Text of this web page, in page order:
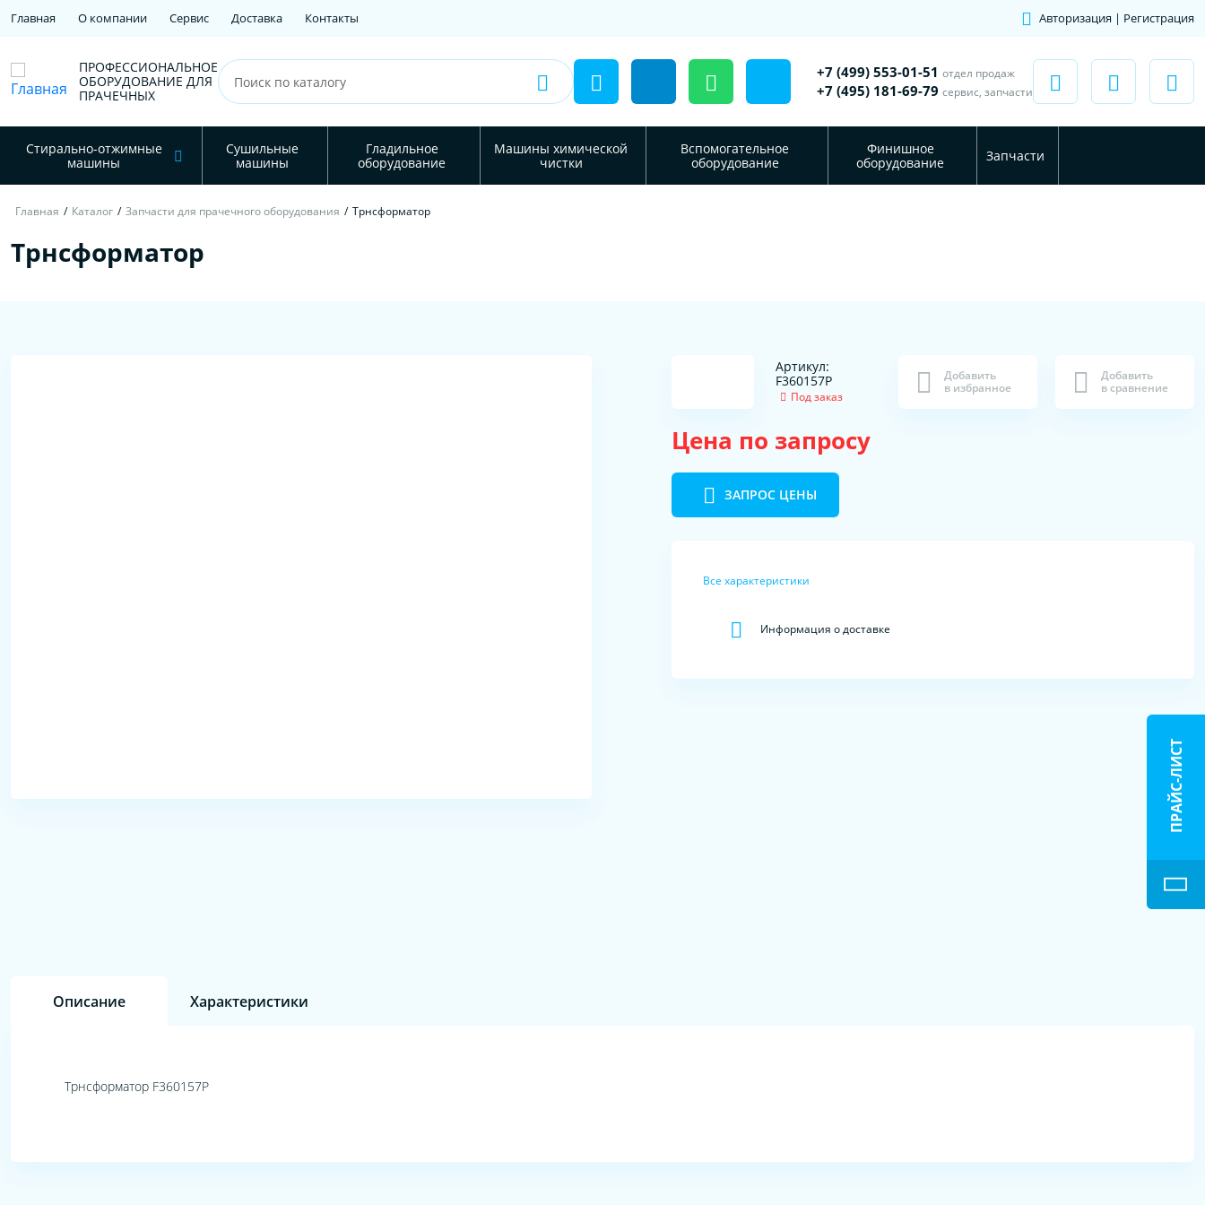
Главная О компании Сервис Доставка Контакты Авторизация | Регистрация
ПРОФЕССИОНАЛЬНОЕ
ОБОРУДОВАНИЕ ДЛЯ
ПРАЧЕЧНЫХ
+7 (499) 553-01-51 отдел продаж
+7 (495) 181-69-79 сервис, запчасти
Стирально-отжимные
машины
Сушильные
машины
Гладильное
оборудование
Машины химической
чистки
Вспомогательное
оборудование
Финишное
оборудование
Запчасти
Главная / Каталог / Запчасти для прачечного оборудования / Трнсформатор
Трнсформатор
Артикул:
F360157P
Под заказ
Добавить
в избранное
Добавить
в сравнение
Цена по запросу
ЗАПРОС ЦЕНЫ
Все характеристики
Информация о доставке
Описание Характеристики
Трнсформатор F360157P
ПРАЙС-ЛИСТ